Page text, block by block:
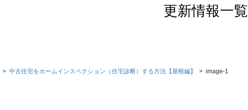
更新情報一覧
中古住宅をホームインスペクション（住宅診断）する方法【屋根編】 image-1